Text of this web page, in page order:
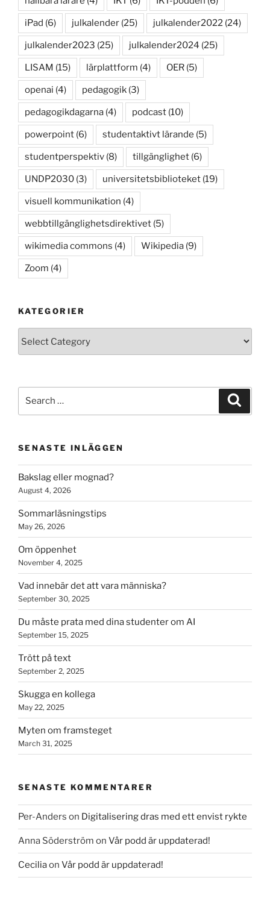
iPad (6) julkalender (25) julkalender2022 (24)
julkalender2023 (25) julkalender2024 (25)
LISAM (15) lärplattform (4) OER (5)
openai (4) pedagogik (3)
pedagogikdagarna (4) podcast (10)
powerpoint (6) studentaktivt lärande (5)
studentperspektiv (8) tillgänglighet (6)
UNDP2030 (3) universitetsbiblioteket (19)
visuell kommunikation (4)
webbtillgänglighetsdirektivet (5)
wikimedia commons (4) Wikipedia (9)
Zoom (4)
KATEGORIER
SENASTE INLÄGGEN
Bakslag eller mognad?
August 4, 2026
Sommarläsningstips
May 26, 2026
Om öppenhet
November 4, 2025
Vad innebär det att vara människa?
September 30, 2025
Du måste prata med dina studenter om AI
September 15, 2025
Trött på text
September 2, 2025
Skugga en kollega
May 22, 2025
Myten om framsteget
March 31, 2025
SENASTE KOMMENTARER
Per-Anders on Digitalisering dras med ett envist rykte
Anna Söderström on Vår podd är uppdaterad!
Ceciliaon Vår podd är uppdaterad!